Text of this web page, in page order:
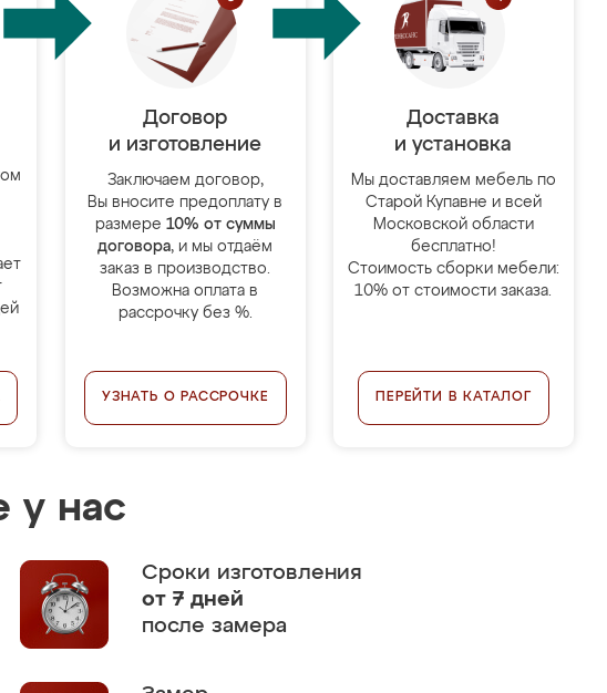
Договор
и изготовление
Заключаем договор,
Вы вносите предоплату в
размере 10% от суммы
договора, и мы отдаём
заказ в производство.
Возможна оплата в
рассрочку без %.
УЗНАТЬ О РАССРОЧКЕ
Доставка
и установка
Мы доставляем мебель по
Старой Купавне и всей
Московской области
бесплатно!
Стоимость сборки мебели:
10% от стоимости заказа.
ПЕРЕЙТИ В КАТАЛОГ
у нас
Сроки изготовления
от 7 дней
после замера